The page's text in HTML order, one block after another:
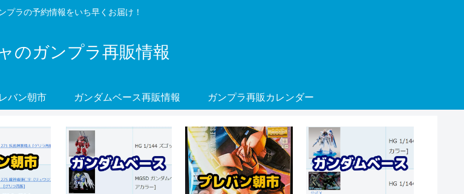
プラの予約情報をいち早くお届け！
のガンプラ再販情報
バン朝市 ガンダムベース再販情報 ガンプラ再販カレンダー